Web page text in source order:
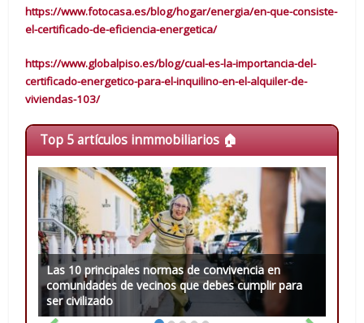
https://www.fotocasa.es/blog/hogar/energia/en-que-consiste-
el-certificado-de-eficiencia-energetica/
https://www.globalpiso.es/blog/cual-es-la-importancia-del-
certificado-energetico-para-el-inquilino-en-el-alquiler-de-
viviendas-103/
Top 5 artículos inmmobiliarios 🏠
Las 10 principales normas de convivencia en
comunidades de vecinos que debes cumplir para
ser civilizado